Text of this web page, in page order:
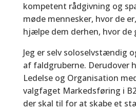
kompetent rådgivning og
møde mennesker, hvor de
hjælpe dem derhen, hvor de
Jeg er selv soloselvstændig
af faldgruberne. Derudover
Ledelse og Organisation
valgfaget Markedsføring i
der skal til for at skabe et